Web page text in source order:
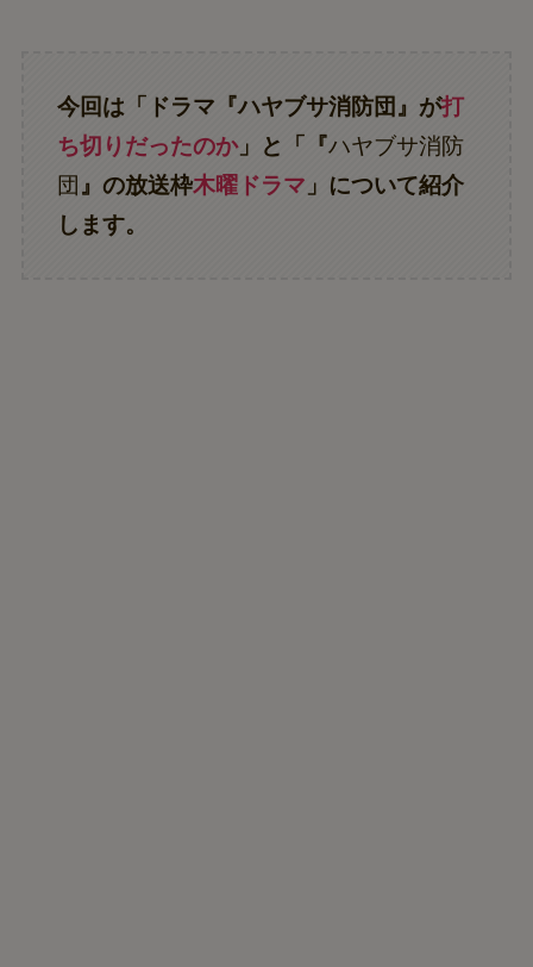
今回は「ドラマ『ハヤブサ消防団』が打
ち切りだったのか」と「『ハヤブサ消防
団 』の放送枠木曜ドラマ 」について紹介
します。